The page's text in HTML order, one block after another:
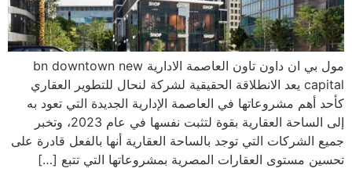
مول بي ان داون تاون العاصمة الادارية bn downtown new
capital يعد الانطلاقة الحقيقية لشركة لنحال للتطوير العقاري
كأحد أهم مشروعاتها في العاصمة الإدارية الجديدة التي تعود به
إلى الساحة العقارية بقوة لتثبت نفسها في عام 2023، وتخبر
جميع الشركات التي توجد بالساحة العقارية أنها بالفعل قادرة على
تحسين مستوى العقارات المصرية بمشروعاتها التي تتبع […]